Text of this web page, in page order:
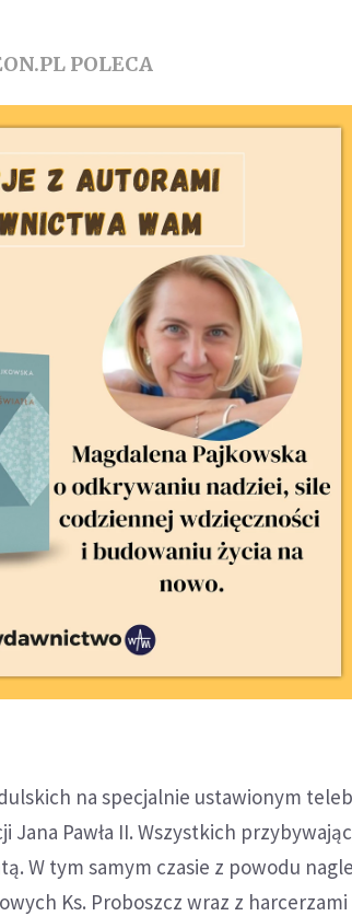
POLECA
na specjalnie ustawionym
Jana Pawła II. Wszystkich
W tym samym czasie z powodu nagle
Ks. Proboszcz wraz z harcerzami